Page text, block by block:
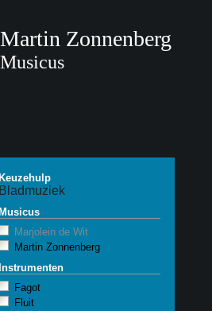
Martin Zonnenberg
Musicus
Keuzehulp
Bladmuziek
Musicus
Marjolein de Wit
Martin Zonnenberg
Instrumenten
Fagot
Fluit